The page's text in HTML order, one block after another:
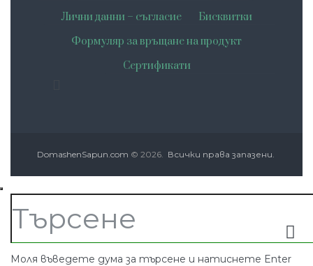
Лични данни – съгласие
Бисквитки
Формуляр за връщане на продукт
Сертификати
DomashenSapun.com © 2026. Всички права запазени.
Моля въведете дума за търсене и натиснете Enter